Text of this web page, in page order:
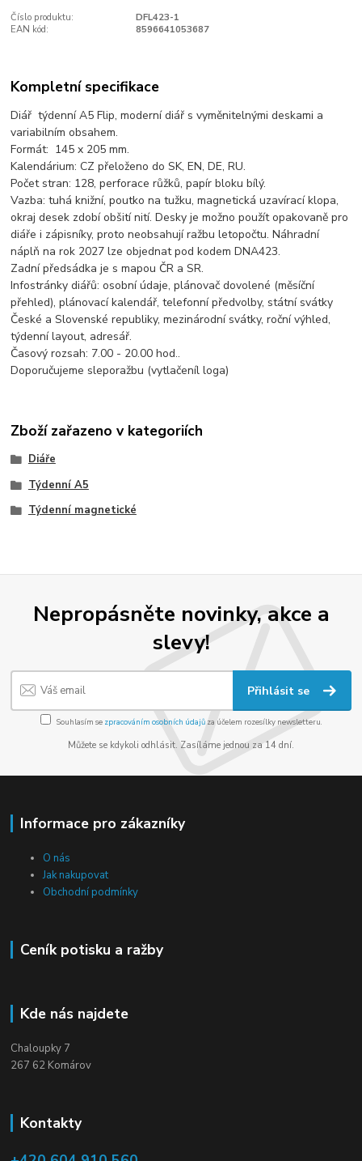
Číslo produktu:
DFL423-1
EAN kód:
8596641053687
Kompletní specifikace
Diář týdenní A5 Flip, moderní diář s vyměnitelnými deskami a
variabilním obsahem.
Formát: 145 x 205 mm.
Kalendárium: CZ přeloženo do SK, EN, DE, RU.
Počet stran: 128, perforace růžků, papír bloku bílý.
Vazba: tuhá knižní, poutko na tužku, magnetická uzavírací klopa,
okraj desek zdobí obšití nití. Desky je možno použít opakovaně pro
diáře i zápisníky, proto neobsahují ražbu letopočtu. Náhradní
náplň na rok 2027 lze objednat pod kodem DNA423.
Zadní předsádka je s mapou ČR a SR.
Infostránky diářů: osobní údaje, plánovač dovolené (měsíční
přehled), plánovací kalendář, telefonní předvolby, státní svátky
České a Slovenské republiky, mezinárodní svátky, roční výhled,
týdenní layout, adresář.
Časový rozsah: 7.00 - 20.00 hod..
Doporučujeme sleporažbu (vytlačeníl loga)
Zboží zařazeno v kategoriích
Diáře
Týdenní A5
Týdenní magnetické
Nepropásněte novinky, akce a
slevy!
Přihlásit se
Souhlasím se zpracováním osobních údajůza účelem rozesílky newsletteru.
Můžete se kdykoli odhlásit. Zasíláme jednou za 14 dní.
Informace pro zákazníky
O nás
Jak nakupovat
Obchodní podmínky
Ceník potisku a ražby
Kde nás najdete
Chaloupky 7
267 62 Komárov
Kontakty